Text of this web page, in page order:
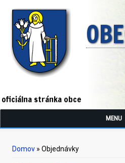
oficiálna stránka obce
MENU
Nachádzate sa tu
Domov » Objednávky